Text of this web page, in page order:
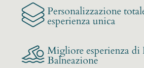
Personalizzazione
esperienza unica
Migliore esperienza
Balneazione